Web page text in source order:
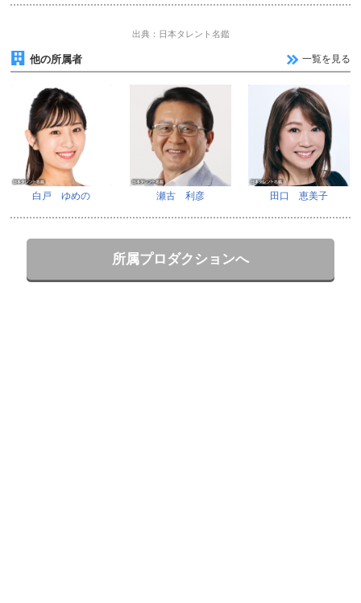
出典：日本タレント名鑑
他の所属者 一覧を見る
白戸 ゆめの 瀬古 利彦 田口 恵美子
所属プロダクションへ